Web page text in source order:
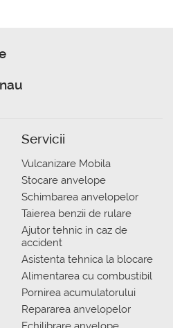
Servicii
Vulcanizare Mobila
Stocare anvelope
Schimbarea anvelopelor
Taierea benzii de rulare
Ajutor tehnic in caz de
accident
Asistenta tehnica la blocare
Alimentarea cu combustibil
Pornirea acumulatorului
Repararea anvelopelor